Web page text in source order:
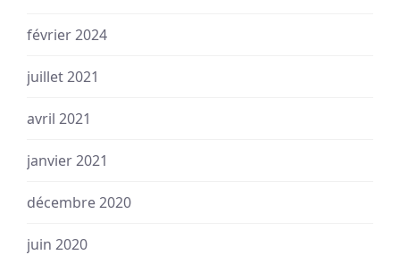
février 2024
juillet 2021
avril 2021
janvier 2021
décembre 2020
juin 2020